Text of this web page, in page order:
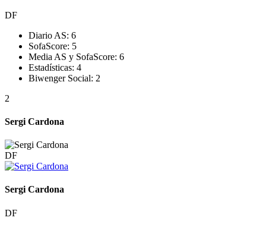
DF
Diario AS: 6
SofaScore: 5
Media AS y SofaScore: 6
Estadísticas: 4
Biwenger Social: 2
2
Sergi Cardona
DF
Sergi Cardona
DF